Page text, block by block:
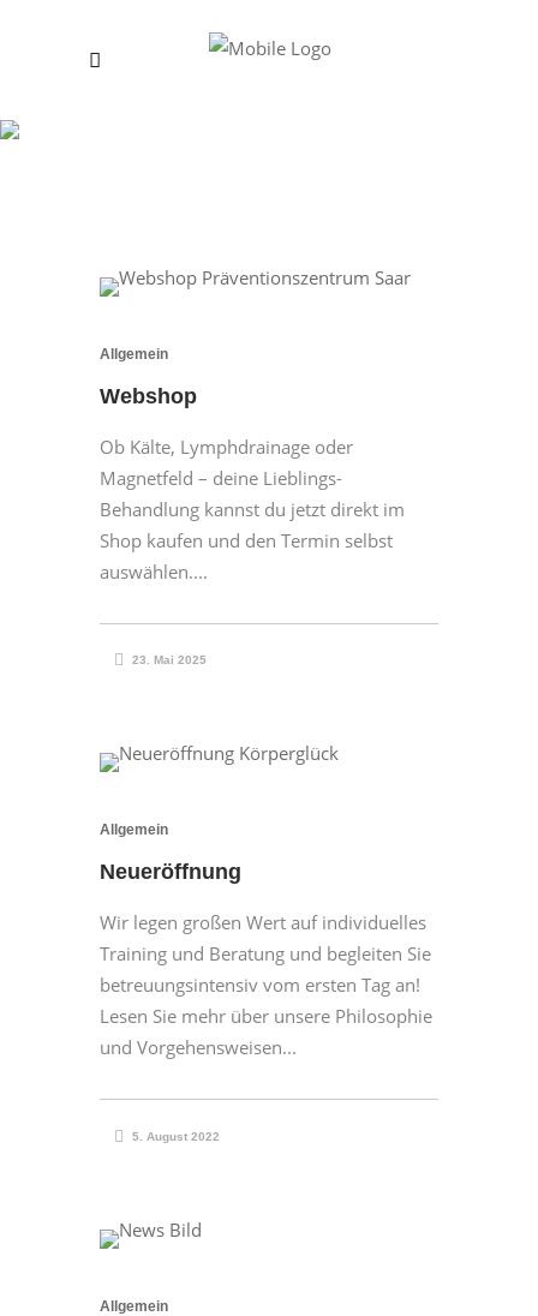
Allgemein
Webshop
Ob Kälte, Lymphdrainage oder
Magnetfeld – deine Lieblings-
Behandlung kannst du jetzt direkt im
Shop kaufen und den Termin selbst
auswählen....
23. Mai 2025
Allgemein
Neueröffnung
Wir legen großen Wert auf individuelles
Training und Beratung und begleiten Sie
betreuungsintensiv vom ersten Tag an!
Lesen Sie mehr über unsere Philosophie
und Vorgehensweisen...
5. August 2022
Allgemein